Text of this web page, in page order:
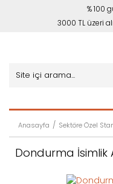
% 100
3000 TL üzeri
Anasayfa Sektöre Özel
Dondurma İsimlik